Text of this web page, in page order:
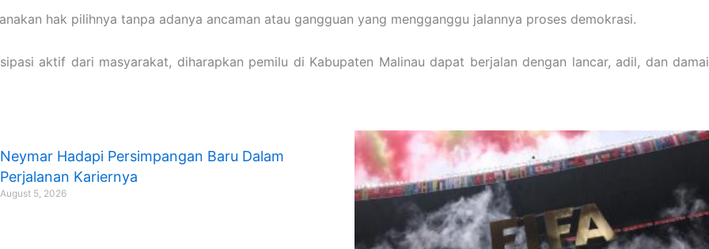
hak pilihnya tanpa adanya ancaman atau gangguan yang mengganggu jalannya proses demokrasi.
aktif dari masyarakat, diharapkan pemilu di Kabupaten Malinau dapat berjalan dengan lancar, adil, dan damai
Neymar Hadapi Persimpangan Baru Dalam
Perjalanan Kariernya
August 5, 2026